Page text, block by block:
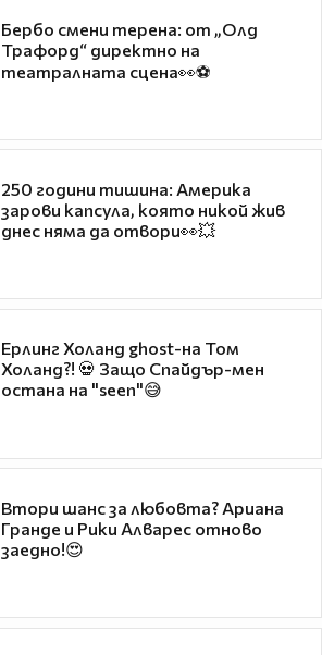
Бербо смени терена: от „Олд
Трафорд“ директно на
театралната сцена👀⚽
250 години тишина: Америка
зарови капсула, която никой жив
днес няма да отвори👀💥
Ерлинг Холанд ghost-на Том
Холанд?! 💀 Защо Спайдър-мен
остана на "seen"😅
Втори шанс за любовта? Ариана
Гранде и Рики Алварес отново
заедно!😍